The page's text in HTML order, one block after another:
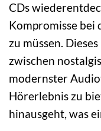
CDs
Kompromisse bei
zu müssen.
zwischen
modernster
Hörerlebnis zu
hinausgeht, was